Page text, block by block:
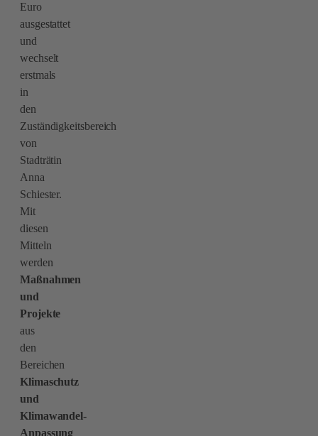
Euro
ausgestattet
und
wechselt
erstmals
in
den
Zuständigkeitsbereich
von
Stadträtin
Anna
Schiester.
Mit
diesen
Mitteln
werden
Maßnahmen
und
Projekte
aus
den
Bereichen
Klimaschutz
und
Klimawandel-
Anpassung